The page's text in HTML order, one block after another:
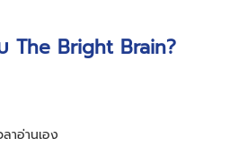
The Bright Brain?
าอ่านเอง